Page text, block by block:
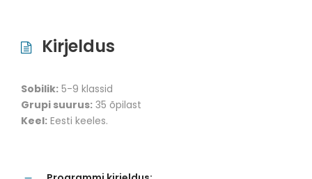
Kirjeldus
Sobilik: 5-9 klassid
Grupi suurus: 35 õpilast
Keel: Eesti keeles.